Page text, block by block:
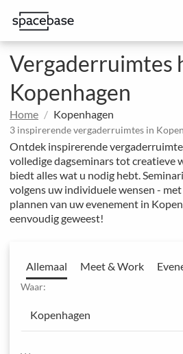
Vergaderruimtes
Kopenhagen
Home Kopenhagen
3 inspirerende vergaderruimtes in
Ontdek inspirerende
volledige dagseminars tot creatieve
biedt alles wat u nodig hebt.
volgens uw individuele wensen - met
plannen van uw evenement in
eenvoudig geweest!
Allemaal Meet & Work
Waar: